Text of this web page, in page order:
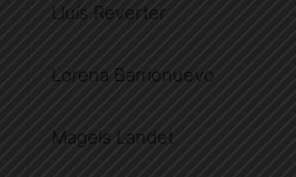
Lluís Reverter
Lorena Barrionuevo
Magels Landet